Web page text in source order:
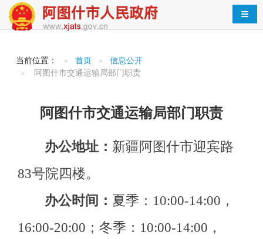
导航
当前位置： 首页
信息公开
阿图什市交通运输局部门职责
阿图什市交通运输局部门职责
83号院四楼。
办公时间：夏季：10:00-14:00，
16:00-19:30（节假日除外）。
联系电话：0908-4222319
（一）贯彻执行国家有关公路交